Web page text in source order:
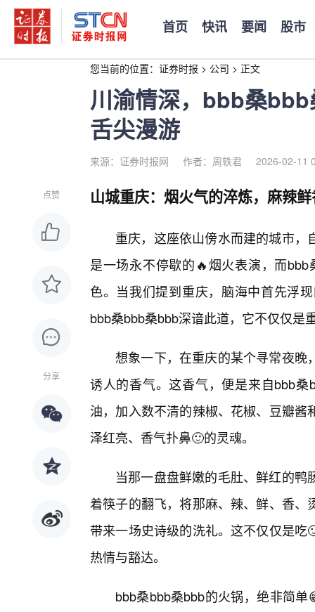
首页 快讯 要闻 股市
您当前的位置： 证券时报 > 公司 > 正文
川渝情深，bbb桑
舌尖漫游
来源：证券时报网 作者：周轶君 2026-02-11
点赞
分享
山城重庆：烟火气的淬炼，麻辣
重庆，这座依山傍水而建的城市
是一场永不停歇的🔥烟火表演，而
色。当我们提到重庆，脑海中首先浮
bbb桑bbb桑bbb深谙此道，它不仅仅是
想象一下，在重庆的某个寻常夜晚
诱人的香气。这香气，便是来自bbb
油，加入数不清的辣椒、花椒、豆瓣
泽红亮、香气扑鼻🙂的灵魂。
当那一盘盘鲜嫩的毛肚、鲜红的
着筷子的翻飞，将那麻、辣、鲜、香
带来一场史诗级的洗礼。这不仅仅是
热情与豁达。
bbb桑bbb桑bbb的火锅，绝非简单